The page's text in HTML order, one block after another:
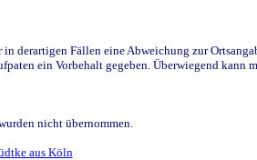
derartigen Fällen eine Abweichung zur
ein Vorbehalt gegeben. Überwiegend kann
nicht übernommen.
aus Köln